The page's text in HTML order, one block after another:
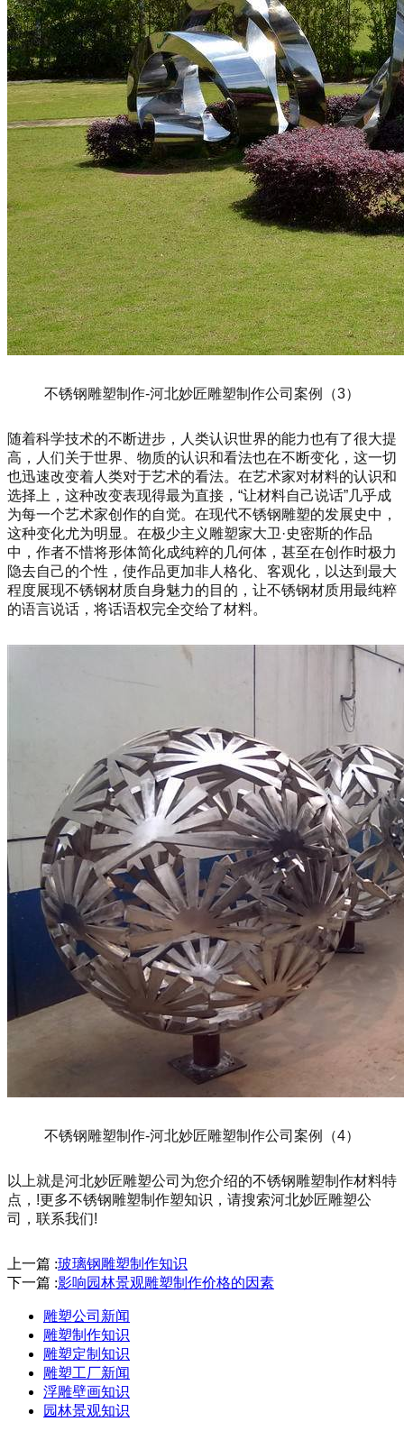
不锈钢雕塑制作-河北妙匠雕塑制作公司案例（3）
随着科学技术的不断进步，人类认识世界的能力也有了很大提
高，人们关于世界、物质的认识和看法也在不断变化，这一切
也迅速改变着人类对于艺术的看法。在艺术家对材料的认识和
选择上，这种改变表现得最为直接，“让材料自己说话”几乎成
为每一个艺术家创作的自觉。在现代不锈钢雕塑的发展史中，
这种变化尤为明显。在极少主义雕塑家大卫·史密斯的作品
中，作者不惜将形体简化成纯粹的几何体，甚至在创作时极力
隐去自己的个性，使作品更加非人格化、客观化，以达到最大
程度展现不锈钢材质自身魅力的目的，让不锈钢材质用最纯粹
的语言说话，将话语权完全交给了材料。
不锈钢雕塑制作-河北妙匠雕塑制作公司案例（4）
以上就是河北妙匠雕塑公司为您介绍的不锈钢雕塑制作材料特
点，!更多不锈钢雕塑制作塑知识，请搜索河北妙匠雕塑公
司，联系我们!
上一篇 :玻璃钢雕塑制作知识
下一篇 :影响园林景观雕塑制作价格的因素
雕塑公司新闻
雕塑制作知识
雕塑定制知识
雕塑工厂新闻
浮雕壁画知识
园林景观知识